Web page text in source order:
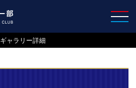
ギャラリー詳細